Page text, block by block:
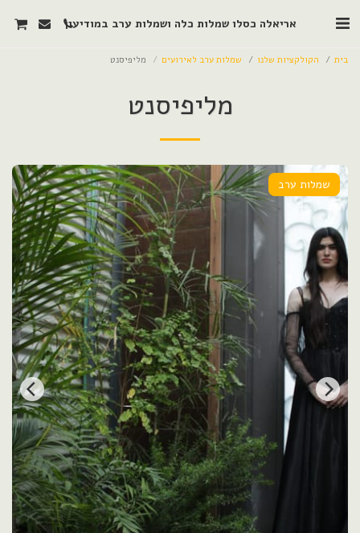
אריאלה כסלו שמלות כלה ושמלות ערב במודיעין
בית הקולקציות שלנו שמלות ערב לאירועים מליפיסנט
מליפיסנט
שמלות ערב